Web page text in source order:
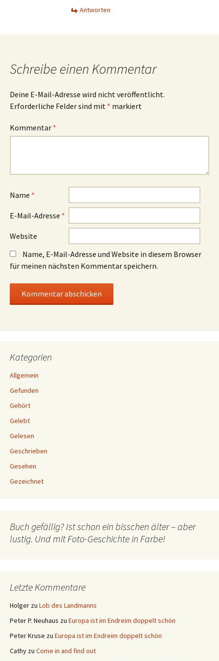
Antworten
Schreibe einen Kommentar
Deine E-Mail-Adresse wird nicht veröffentlicht.
Erforderliche Felder sind mit * markiert
Kommentar *
Name *
E-Mail-Adresse *
Website
Name, E-Mail-Adresse und Website in diesem Browser
für meinen nächsten Kommentar speichern.
Kategorien
Allgemein
Gefunden
Gehört
Gelebt
Gelesen
Geschrieben
Gesehen
Gezeichnet
Buch gefällig? Ist schon ein bisschen älter – aber
lustig. Und mit Foto-Geschichte in Farbe!
Letzte Kommentare
Holger zu Lob des Landmanns
Peter P. Neuhaus zu Europa ist im Endreim doppelt schön
Peter Kruse zu Europa ist im Endreim doppelt schön
Cathy zu Come in and find out